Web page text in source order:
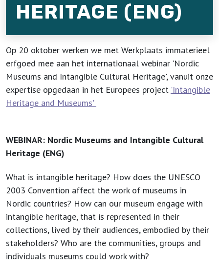
HERITAGE (ENG)
Op 20 oktober werken we met Werkplaats immaterieel
erfgoed mee aan het internationaal webinar 'Nordic
Museums and Intangible Cultural Heritage', vanuit onze
expertise opgedaan in het Europees project 'Intangible
Heritage and Museums'
WEBINAR: Nordic Museums and Intangible Cultural
Heritage (ENG)
What is intangible heritage? How does the UNESCO
2003 Convention affect the work of museums in
Nordic countries? How can our museum engage with
intangible heritage, that is represented in their
collections, lived by their audiences, embodied by their
stakeholders? Who are the communities, groups and
individuals museums could work with?